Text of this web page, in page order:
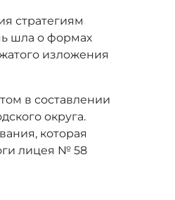
стратегиям
шла о формах
изложения
в составлении
округа.
которая
лицея № 58